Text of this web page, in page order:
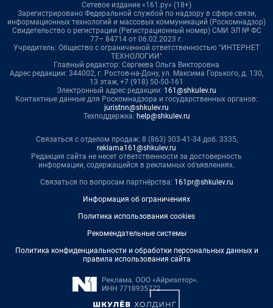
Сетевое издание «161.ру» (18+)
Зарегистрировано Федеральной службой по надзору в сфере связи,
информационных технологий и массовых коммуникаций (Роскомнадзор)
Свидетельство о регистрации (Регистрационный номер) СМИ ЭЛ № ФС
77– 84714 от 06.02.2023 г.
Учредитель: Общество с ограниченной ответственностью "ИНТЕРНЕТ
ТЕХНОЛОГИИ"
Главный редактор: Сергеева Ольга Викторовна
Адрес редакции: 344002, г. Ростов-на-Дону, ул. Максима Горького, д. 130,
13 этаж, +7 (918) 50-50-161
Электронный адрес редакции: 161@shkulev.ru
Контактные данные для Роскомнадзора и государственных органов:
juristnn@shkulev.ru
Техподдержка: help@shkulev.ru
Связаться с отделом продаж: 8 (863) 303-41-34 доб. 3335,
reklama161@shkulev.ru
Редакция сайта не несет ответственности за достоверность
информации, содержащейся в рекламных объявлениях.
Связаться по вопросам партнёрства: 161pr@shkulev.ru
Информация об ограничениях
Политика использования cookies
Рекомендательные системы
Политика конфиденциальности и обработки персональных данных и
правила использования сайта